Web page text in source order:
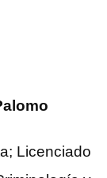
Licenciado